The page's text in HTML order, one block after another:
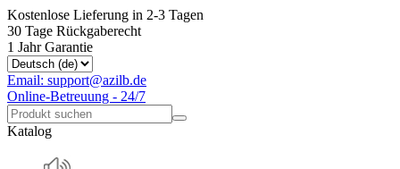
Kostenlose Lieferung in 2-3 Tagen
30 Tage Rückgaberecht
1 Jahr Garantie
Email: support@azilb.de
Online-Betreuung - 24/7
Katalog